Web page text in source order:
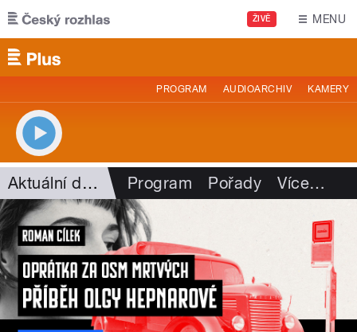
Přejít k hlavnímu obsahu
ŽIVĚ MENU
PROGRAM AUDIOARCHIV KAMERY
Aktuální dění Program Pořady Více…